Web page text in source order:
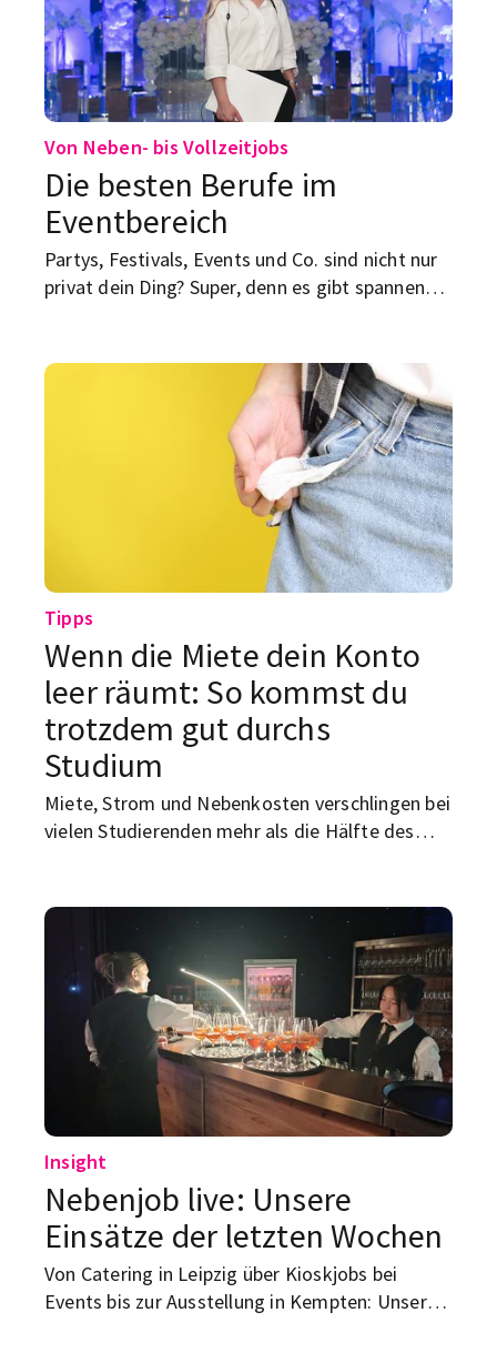
Von Neben- bis Vollzeitjobs
Die besten Berufe im
Eventbereich
Partys, Festivals, Events und Co. sind nicht nur
privat dein Ding? Super, denn es gibt spannende
Tipps
Wenn die Miete dein Konto
leer räumt: So kommst du
trotzdem gut durchs
Studium
Miete, Strom und Nebenkosten verschlingen bei
vielen Studierenden mehr als die Hälfte des
planen und mit einem flexiblen Nebenjob
finanziell entspannter durchs Studium kommen
kannst.
Insight
Nebenjob live: Unsere
Einsätze der letzten Wochen
Von Catering in Leipzig über Kioskjobs bei
Events bis zur Ausstellung in Kempten: Unsere